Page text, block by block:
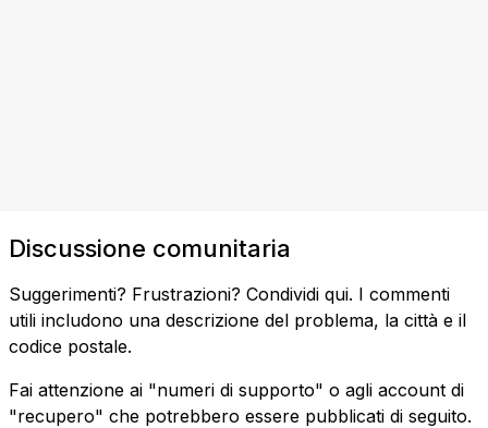
Discussione comunitaria
Suggerimenti? Frustrazioni? Condividi qui. I commenti
utili includono una descrizione del problema, la città e il
codice postale.
Fai attenzione ai "numeri di supporto" o agli account di
"recupero" che potrebbero essere pubblicati di seguito.